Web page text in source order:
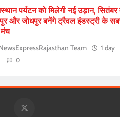
पर्यटन को मिलेगी नई उड़ान, सितंबर
और जोधपुर बनेंगे ट्रैवल इंडस्ट्री के
NewsExpressRajasthan Team
1 day
0